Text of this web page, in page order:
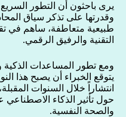
يرى باحثون أن التطور السريع
وقدرتها على تذكر سياق
طبيعية متعاطفة، ساهم في
التقنية والرفيق الرقمي.
ومع تطور المساعدات الذكية
يتوقع الخبراء أن يصبح هذا
انتشاراً خلال السنوات
حول تأثير الذكاء الاصطناعي
والصحة النفسية.